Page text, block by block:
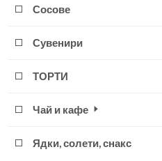
Сосове
Сувенири
ТОРТИ
Чай и кафе
Ядки, солети, снакс